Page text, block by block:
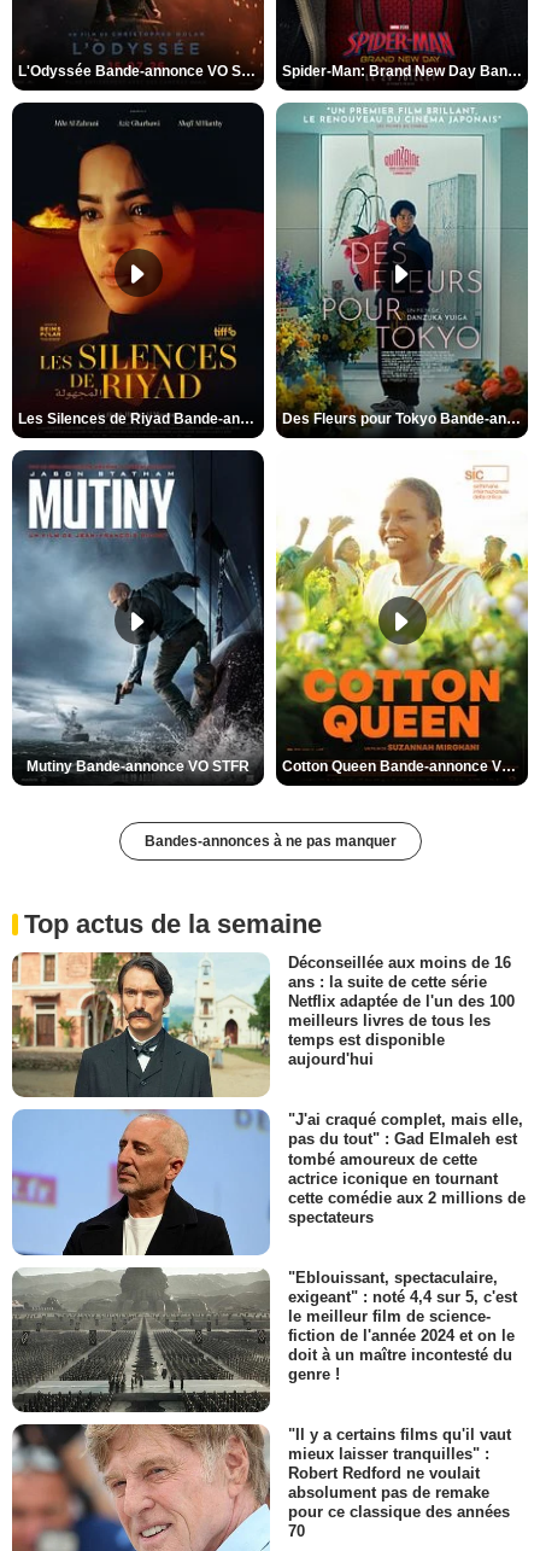
L'Odyssée Bande-annonce VO STFR Spider-Man: Brand New Day Bande-annonce VO STFR
Les Silences de Riyad Bande-annonce VO STFR Des Fleurs pour Tokyo Bande-annonce VO STFR
Mutiny Bande-annonce VO STFR Cotton Queen Bande-annonce VO STFR
Bandes-annonces à ne pas manquer
Top actus de la semaine
Déconseillée aux moins de 16
ans : la suite de cette série
Netflix adaptée de l'un des 100
meilleurs livres de tous les
temps est disponible
aujourd'hui
"J'ai craqué complet, mais elle,
pas du tout" : Gad Elmaleh est
tombé amoureux de cette
actrice iconique en tournant
cette comédie aux 2 millions de
spectateurs
"Eblouissant, spectaculaire,
exigeant" : noté 4,4 sur 5, c'est
le meilleur film de science-
fiction de l'année 2024 et on le
doit à un maître incontesté du
genre !
"Il y a certains films qu'il vaut
mieux laisser tranquilles" :
Robert Redford ne voulait
absolument pas de remake
pour ce classique des années
70